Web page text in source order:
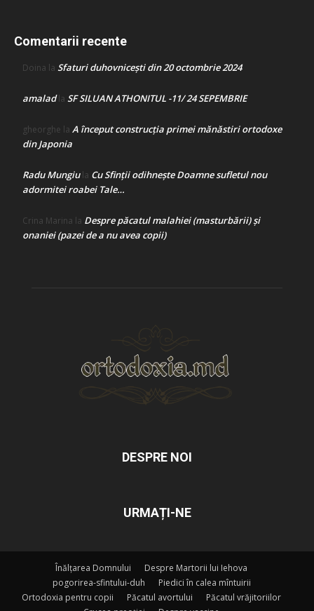
Comentarii recente
Doina la Sfaturi duhovnicești din 20 octombrie 2024
amaladla SF SILUAN ATHONITUL -11/ 24 SEPEMBRIE
gheorghe la A început construcţia primei mănăstiri ortodoxe
din Japonia
Radu Mungiula Cu Sfinții odihnește Doamne sufletul nou
adormitei roabei Tale…
Crina Marina la Despre păcatul malahiei (masturbării) şi
onaniei (pazei de a nu avea copii)
DESPRE NOI
URMAȚI-NE
Înălțarea Domnului
Despre Martorii lui Iehova
pogorirea-sfintului-duh
Piedici în calea mîntuirii
Ortodoxia pentru copii
Păcatul avortului
Păcatul vrăjitoriilor